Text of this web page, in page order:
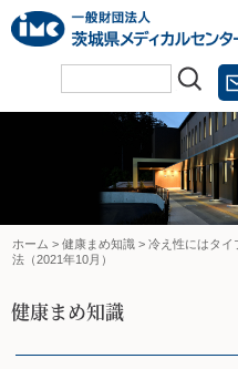
Skip
to
content
ホーム > 健康まめ知識 > 冷え性にはタイ
法（2021年10月）
健康まめ知識